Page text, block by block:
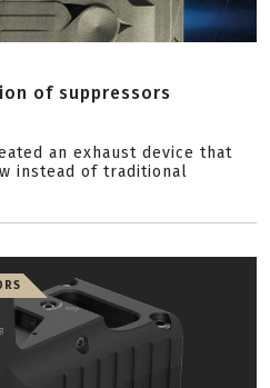
of suppressors
an exhaust device that
instead of traditional